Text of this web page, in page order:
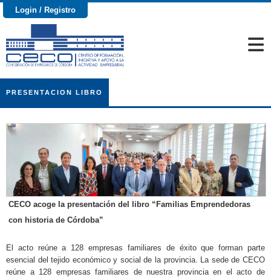
Login / Registro
PRESENTACION LIBRO
CECO acoge la presentación del libro “Familias Emprendedoras
con historia de Córdoba”
El acto reúne a 128 empresas familiares de éxito que forman parte
esencial del tejido económico y social de la provincia. La sede de CECO
reúne a 128 empresas familiares de nuestra provincia en el acto de